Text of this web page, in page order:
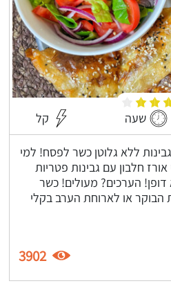
שעה קל
ללא גלוטן כשר לפסח! למי
חלבון עם גבינות פטריות
דופן! הערכים? מעולים! כשר
או לארוחת הערב בקלי
3902